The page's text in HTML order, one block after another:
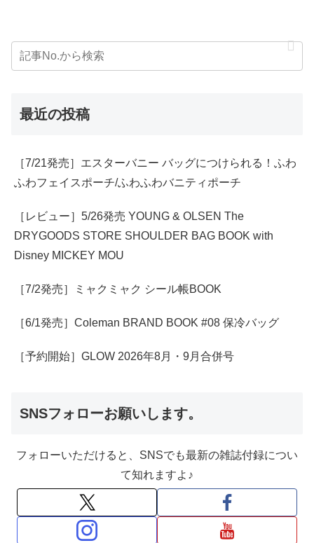
最近の投稿
［7/21発売］エスターバニー バッグにつけられる！ふわ
ふわフェイスポーチ/ふわふわバニティポーチ
［レビュー］5/26発売 YOUNG & OLSEN The
DRYGOODS STORE SHOULDER BAG BOOK with
Disney MICKEY MOU
［7/2発売］ミャクミャク シール帳BOOK
［6/1発売］Coleman BRAND BOOK #08 保冷バッグ
［予約開始］GLOW 2026年8月・9月合併号
SNSフォローお願いします。
フォローいただけると、SNSでも最新の雑誌付録につい
て知れますよ♪